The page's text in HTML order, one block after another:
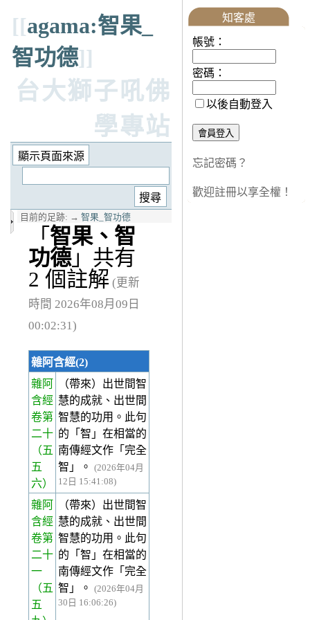
[[agama:智果_
智功德]]
台大獅子吼佛
學專站
目前的足跡: → 智果_智功德
「 智果、智
功德」共有
2 個註解 (更新
時間 2026年08月09日
00:02:31)
雜阿含經(2)
雜阿
含經
卷第
二十
（五
五
六）
（帶來）出世間智
慧的成就、出世間
智慧的功用。此句
的「智」在相當的
南傳經文作「完全
智」。
(2026年04月
12日 15:41:08)
雜阿
含經
卷第
二十
一
（五
五
（帶來）出世間智
慧的成就、出世間
智慧的功用。此句
的「智」在相當的
南傳經文作「完全
智」。
(2026年04月
30日 16:06:26)
知客處
帳號：
密碼：
以後自動登入
忘記密碼？
歡迎註冊以享全權！